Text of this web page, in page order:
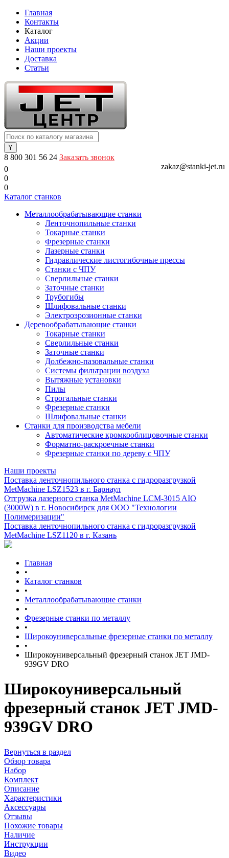
Главная
Контакты
Каталог
Акции
Наши проекты
Доставка
Статьи
8 800 301 56 24 Заказать звонок
zakaz@stanki-jet.ru
0
0
0
Каталог станков
Металлообрабатывающие станки
Ленточнопильные станки
Токарные станки
Фрезерные станки
Лазерные станки
Гидравлические листогибочные прессы
Станки с ЧПУ
Сверлильные станки
Заточные станки
Трубогибы
Шлифовальные станки
Электроэрозионные станки
Деревообрабатывающие станки
Токарные станки
Сверлильные станки
Заточные станки
Долбежно-пазовальные станки
Системы фильтрации воздуха
Вытяжные установки
Пилы
Строгальные станки
Фрезерные станки
Шлифовальные станки
Станки для производства мебели
Автоматические кромкооблицовочные станки
Форматно-раскроечные станки
Фрезерные станки по дереву с ЧПУ
Наши проекты
Поставка ленточнопильного станка c гидроразгрузкой
MetMachine LSZ1523 в г. Барнаул
Отгрузка лазерного станка MetMachine LCM-3015 AIO
(3000W) в г. Новосибирск для ООО "Технологии
Полимеризации"
Поставка ленточнопильного станка c гидроразгрузкой
MetMachine LSZ1120 в г. Казань
Главная
•
Каталог станков
•
Металлообрабатывающие станки
•
Фрезерные станки по металлу
•
Широкоуниверсальные фрезерные станки по металлу
•
Широкоуниверсальный фрезерный станок JET JMD-
939GV DRO
Широкоуниверсальный
фрезерный станок JET JMD-
939GV DRO
Вернуться в раздел
Обзор товара
Набор
Комплект
Описание
Характеристики
Аксессуары
Отзывы
Похожие товары
Наличие
Инструкции
Видео